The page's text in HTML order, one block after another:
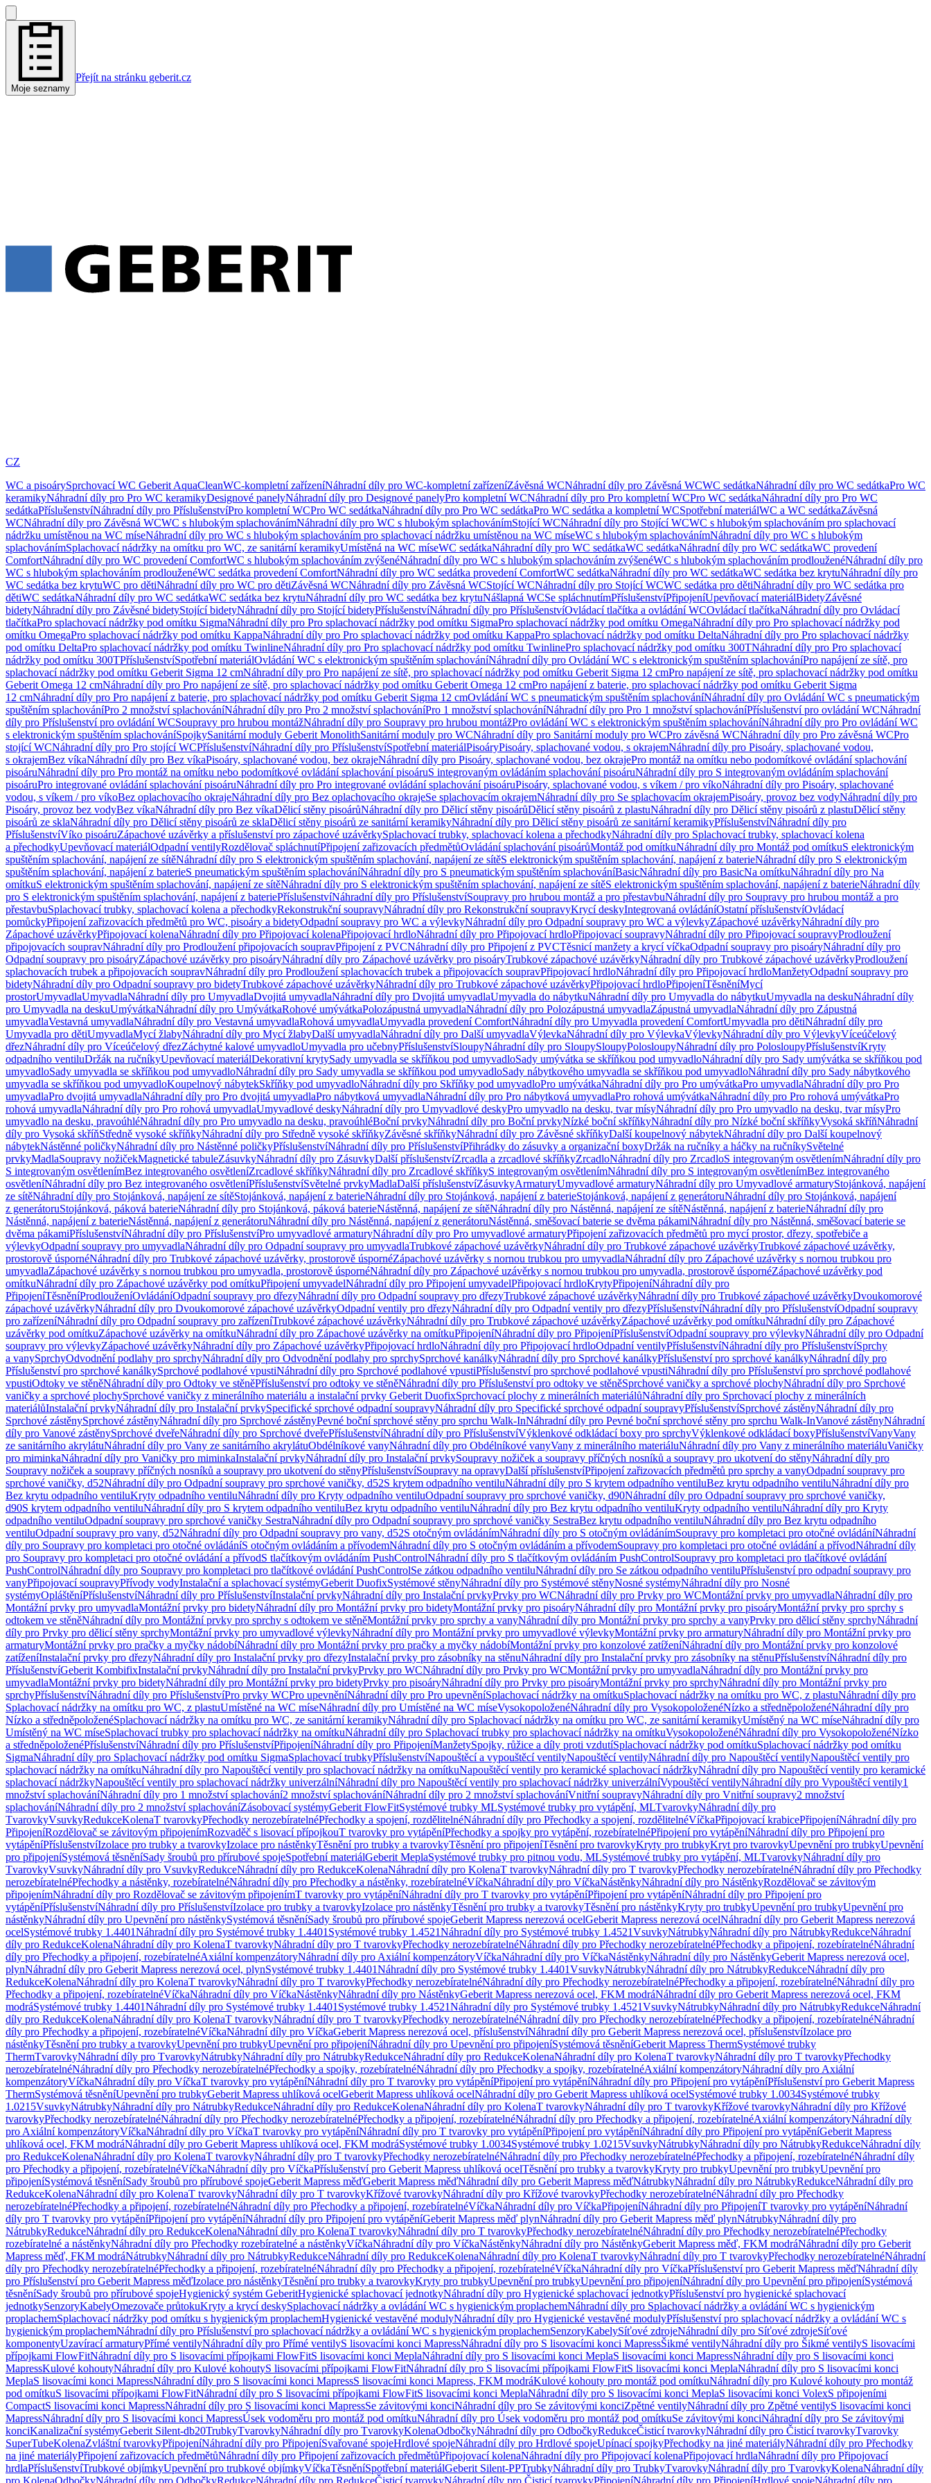
Moje seznamy
Přejít na stránku geberit.cz
CZ
WC a pisoárySprchovací WC Geberit AquaCleanWC-kompletní zařízeníNáhradní díly pro WC-kompletní zařízeníZávěsná WCNáhradní díly pro Závěsná WCWC sedátkaNáhradní díly pro WC sedátkaPro WC
keramikyNáhradní díly pro Pro WC keramikyDesignové panelyNáhradní díly pro Designové panelyPro kompletní WCNáhradní díly pro Pro kompletní WCPro WC sedátkaNáhradní díly pro Pro WC
sedátkaPříslušenstvíNáhradní díly pro PříslušenstvíPro kompletní WCPro WC sedátkaNáhradní díly pro Pro WC sedátkaPro WC sedátka a kompletní WCSpotřební materiálWC a WC sedátkaZávěsná
WCNáhradní díly pro Závěsná WCWC s hlubokým splachovánímNáhradní díly pro WC s hlubokým splachovánímStojící WCNáhradní díly pro Stojící WCWC s hlubokým splachováním pro splachovací
nádržku umístěnou na WC míseNáhradní díly pro WC s hlubokým splachováním pro splachovací nádržku umístěnou na WC míseWC s hlubokým splachovánímNáhradní díly pro WC s hlubokým
splachovánímSplachovací nádržky na omítku pro WC, ze sanitární keramikyUmístěná na WC míseWC sedátkaNáhradní díly pro WC sedátkaWC sedátkaNáhradní díly pro WC sedátkaWC provedení
ComfortNáhradní díly pro WC provedení ComfortWC s hlubokým splachováním zvýšenéNáhradní díly pro WC s hlubokým splachováním zvýšenéWC s hlubokým splachováním prodlouženéNáhradní díly pro
WC s hlubokým splachováním prodlouženéWC sedátka provedení ComfortNáhradní díly pro WC sedátka provedení ComfortWC sedátkaNáhradní díly pro WC sedátkaWC sedátka bez krytuNáhradní díly pro
WC sedátka bez krytuWC pro dětiNáhradní díly pro WC pro dětiZávěsná WCNáhradní díly pro Závěsná WCStojící WCNáhradní díly pro Stojící WCWC sedátka pro dětiNáhradní díly pro WC sedátka pro
dětiWC sedátkaNáhradní díly pro WC sedátkaWC sedátka bez krytuNáhradní díly pro WC sedátka bez krytuNášlapná WCSe spláchnutímPříslušenstvíPřipojeníUpevňovací materiálBidetyZávěsné
bidetyNáhradní díly pro Závěsné bidetyStojící bidetyNáhradní díly pro Stojící bidetyPříslušenstvíNáhradní díly pro PříslušenstvíOvládací tlačítka a ovládání WCOvládací tlačítkaNáhradní díly pro Ovládací
tlačítkaPro splachovací nádržky pod omítku SigmaNáhradní díly pro Pro splachovací nádržky pod omítku SigmaPro splachovací nádržky pod omítku OmegaNáhradní díly pro Pro splachovací nádržky pod
omítku OmegaPro splachovací nádržky pod omítku KappaNáhradní díly pro Pro splachovací nádržky pod omítku KappaPro splachovací nádržky pod omítku DeltaNáhradní díly pro Pro splachovací nádržky
pod omítku DeltaPro splachovací nádržky pod omítku TwinlineNáhradní díly pro Pro splachovací nádržky pod omítku TwinlinePro splachovací nádržky pod omítku 300TNáhradní díly pro Pro splachovací
nádržky pod omítku 300TPříslušenstvíSpotřební materiálOvládání WC s elektronickým spuštěním splachováníNáhradní díly pro Ovládání WC s elektronickým spuštěním splachováníPro napájení ze sítě, pro
splachovací nádržky pod omítku Geberit Sigma 12 cmNáhradní díly pro Pro napájení ze sítě, pro splachovací nádržky pod omítku Geberit Sigma 12 cmPro napájení ze sítě, pro splachovací nádržky pod omítku
Geberit Omega 12 cmNáhradní díly pro Pro napájení ze sítě, pro splachovací nádržky pod omítku Geberit Omega 12 cmPro napájení z baterie, pro splachovací nádržky pod omítku Geberit Sigma
12 cmNáhradní díly pro Pro napájení z baterie, pro splachovací nádržky pod omítku Geberit Sigma 12 cmOvládání WC s pneumatickým spuštěním splachováníNáhradní díly pro Ovládání WC s pneumatickým
spuštěním splachováníPro 2 množství splachováníNáhradní díly pro Pro 2 množství splachováníPro 1 množství splachováníNáhradní díly pro Pro 1 množství splachováníPříslušenství pro ovládání WCNáhradní
díly pro Příslušenství pro ovládání WCSoupravy pro hrubou montážNáhradní díly pro Soupravy pro hrubou montážPro ovládání WC s elektronickým spuštěním splachováníNáhradní díly pro Pro ovládání WC
s elektronickým spuštěním splachováníSpojkySanitární moduly Geberit MonolithSanitární moduly pro WCNáhradní díly pro Sanitární moduly pro WCPro závěsná WCNáhradní díly pro Pro závěsná WCPro
stojící WCNáhradní díly pro Pro stojící WCPříslušenstvíNáhradní díly pro PříslušenstvíSpotřební materiálPisoáryPisoáry, splachované vodou, s okrajemNáhradní díly pro Pisoáry, splachované vodou,
s okrajemBez víkaNáhradní díly pro Bez víkaPisoáry, splachované vodou, bez okrajeNáhradní díly pro Pisoáry, splachované vodou, bez okrajePro montáž na omítku nebo podomítkové ovládání splachování
pisoáruNáhradní díly pro Pro montáž na omítku nebo podomítkové ovládání splachování pisoáruS integrovaným ovládáním splachování pisoáruNáhradní díly pro S integrovaným ovládáním splachování
pisoáruPro integrované ovládání splachování pisoáruNáhradní díly pro Pro integrované ovládání splachování pisoáruPisoáry, splachované vodou, s víkem / pro víkoNáhradní díly pro Pisoáry, splachované
vodou, s víkem / pro víkoBez oplachovacího okrajeNáhradní díly pro Bez oplachovacího okrajeSe splachovacím okrajemNáhradní díly pro Se splachovacím okrajemPisoáry, provoz bez vodyNáhradní díly pro
Pisoáry, provoz bez vodyBez víkaNáhradní díly pro Bez víkaDělicí stěny pisoárůNáhradní díly pro Dělicí stěny pisoárůDělicí stěny pisoárů z plastuNáhradní díly pro Dělicí stěny pisoárů z plastuDělicí stěny
pisoárů ze sklaNáhradní díly pro Dělicí stěny pisoárů ze sklaDělicí stěny pisoárů ze sanitární keramikyNáhradní díly pro Dělicí stěny pisoárů ze sanitární keramikyPříslušenstvíNáhradní díly pro
PříslušenstvíVíko pisoáruZápachové uzávěrky a příslušenství pro zápachové uzávěrkySplachovací trubky, splachovací kolena a přechodkyNáhradní díly pro Splachovací trubky, splachovací kolena
a přechodkyUpevňovací materiálOdpadní ventilyRozdělovač spláchnutíPřipojení zařizovacích předmětůOvládání splachování pisoárůMontáž pod omítkuNáhradní díly pro Montáž pod omítkuS elektronickým
spuštěním splachování, napájení ze sítěNáhradní díly pro S elektronickým spuštěním splachování, napájení ze sítěS elektronickým spuštěním splachování, napájení z baterieNáhradní díly pro S elektronickým
spuštěním splachování, napájení z baterieS pneumatickým spuštěním splachováníNáhradní díly pro S pneumatickým spuštěním splachováníBasicNáhradní díly pro BasicNa omítkuNáhradní díly pro Na
omítkuS elektronickým spuštěním splachování, napájení ze sítěNáhradní díly pro S elektronickým spuštěním splachování, napájení ze sítěS elektronickým spuštěním splachování, napájení z baterieNáhradní díly
pro S elektronickým spuštěním splachování, napájení z bateriePříslušenstvíNáhradní díly pro PříslušenstvíSoupravy pro hrubou montáž a pro přestavbuNáhradní díly pro Soupravy pro hrubou montáž a pro
přestavbuSplachovací trubky, splachovací kolena a přechodkyRekonstrukční soupravyNáhradní díly pro Rekonstrukční soupravyKrycí deskyIntegrovaná ovládáníOstatní příslušenstvíOvládací
pomůckyPřipojení zařizovacích předmětů pro WC, pisoáry a bidetyOdpadní soupravy pro WC a výlevkyNáhradní díly pro Odpadní soupravy pro WC a výlevkyZápachové uzávěrkyNáhradní díly pro
Zápachové uzávěrkyPřipojovací kolenaNáhradní díly pro Připojovací kolenaPřipojovací hrdloNáhradní díly pro Připojovací hrdloPřipojovací soupravyNáhradní díly pro Připojovací soupravyProdloužení
připojovacích soupravNáhradní díly pro Prodloužení připojovacích soupravPřipojení z PVCNáhradní díly pro Připojení z PVCTěsnicí manžety a krycí víčkaOdpadní soupravy pro pisoáryNáhradní díly pro
Odpadní soupravy pro pisoáryZápachové uzávěrky pro pisoáryNáhradní díly pro Zápachové uzávěrky pro pisoáryTrubkové zápachové uzávěrkyNáhradní díly pro Trubkové zápachové uzávěrkyProdloužení
splachovacích trubek a připojovacích soupravNáhradní díly pro Prodloužení splachovacích trubek a připojovacích soupravPřipojovací hrdloNáhradní díly pro Připojovací hrdloManžetyOdpadní soupravy pro
bidetyNáhradní díly pro Odpadní soupravy pro bidetyTrubkové zápachové uzávěrkyNáhradní díly pro Trubkové zápachové uzávěrkyPřipojovací hrdloPřipojeníTěsněníMycí
prostorUmyvadlaUmyvadlaNáhradní díly pro UmyvadlaDvojitá umyvadlaNáhradní díly pro Dvojitá umyvadlaUmyvadla do nábytkuNáhradní díly pro Umyvadla do nábytkuUmyvadla na deskuNáhradní díly
pro Umyvadla na deskuUmývátkaNáhradní díly pro UmývátkaRohové umývátkaPolozápustná umyvadlaNáhradní díly pro Polozápustná umyvadlaZápustná umyvadlaNáhradní díly pro Zápustná
umyvadlaVestavná umyvadlaNáhradní díly pro Vestavná umyvadlaRohová umyvadlaUmyvadla provedení ComfortNáhradní díly pro Umyvadla provedení ComfortUmyvadla pro dětiNáhradní díly pro
Umyvadla pro dětiUmyvadlaMycí žlabyNáhradní díly pro Mycí žlabyDalší umyvadlaNáhradní díly pro Další umyvadlaVýlevkaNáhradní díly pro VýlevkaVýlevkyNáhradní díly pro VýlevkyVíceúčelový
dřezNáhradní díly pro Víceúčelový dřezZáchytné kalové umyvadloUmyvadla pro učebnyPříslušenstvíSloupyNáhradní díly pro SloupySloupyPolosloupyNáhradní díly pro PolosloupyPříslušenstvíKryty
odpadního ventiluDržák na ručníkyUpevňovací materiálDekorativní krytySady umyvadla se skříňkou pod umyvadloSady umývátka se skříňkou pod umyvadloNáhradní díly pro Sady umývátka se skříňkou pod
umyvadloSady umyvadla se skříňkou pod umyvadloNáhradní díly pro Sady umyvadla se skříňkou pod umyvadloSady nábytkového umyvadla se skříňkou pod umyvadloNáhradní díly pro Sady nábytkového
umyvadla se skříňkou pod umyvadloKoupelnový nábytekSkříňky pod umyvadloNáhradní díly pro Skříňky pod umyvadloPro umývátkaNáhradní díly pro Pro umývátkaPro umyvadlaNáhradní díly pro Pro
umyvadlaPro dvojitá umyvadlaNáhradní díly pro Pro dvojitá umyvadlaPro nábytková umyvadlaNáhradní díly pro Pro nábytková umyvadlaPro rohová umývátkaNáhradní díly pro Pro rohová umývátkaPro
rohová umyvadlaNáhradní díly pro Pro rohová umyvadlaUmyvadlové deskyNáhradní díly pro Umyvadlové deskyPro umyvadlo na desku, tvar mísyNáhradní díly pro Pro umyvadlo na desku, tvar mísyPro
umyvadlo na desku, pravoúhléNáhradní díly pro Pro umyvadlo na desku, pravoúhléBoční prvkyNáhradní díly pro Boční prvkyNízké boční skříňkyNáhradní díly pro Nízké boční skříňkyVysoká skříňNáhradní
díly pro Vysoká skříňStředně vysoké skříňkyNáhradní díly pro Středně vysoké skříňkyZávěsné skříňkyNáhradní díly pro Závěsné skříňkyDalší koupelnový nábytekNáhradní díly pro Další koupelnový
nábytekNástěnné poličkyNáhradní díly pro Nástěnné poličkyPříslušenstvíNáhradní díly pro PříslušenstvíPřihrádky do zásuvky a organizační boxyDržák na ručníky a háčky na ručníkySvětelné
prvkyMadlaSoupravy nožičekMagnetické tabuleZásuvkyNáhradní díly pro ZásuvkyDalší příslušenstvíZrcadla a zrcadlové skříňkyZrcadloNáhradní díly pro ZrcadloS integrovaným osvětlenímNáhradní díly pro
S integrovaným osvětlenímBez integrovaného osvětleníZrcadlové skříňkyNáhradní díly pro Zrcadlové skříňkyS integrovaným osvětlenímNáhradní díly pro S integrovaným osvětlenímBez integrovaného
osvětleníNáhradní díly pro Bez integrovaného osvětleníPříslušenstvíSvětelné prvkyMadlaDalší příslušenstvíZásuvkyArmaturyUmyvadlové armaturyNáhradní díly pro Umyvadlové armaturyStojánková, napájení
ze sítěNáhradní díly pro Stojánková, napájení ze sítěStojánková, napájení z baterieNáhradní díly pro Stojánková, napájení z baterieStojánková, napájení z generátoruNáhradní díly pro Stojánková, napájení
z generátoruStojánková, páková baterieNáhradní díly pro Stojánková, páková baterieNástěnná, napájení ze sítěNáhradní díly pro Nástěnná, napájení ze sítěNástěnná, napájení z baterieNáhradní díly pro
Nástěnná, napájení z baterieNástěnná, napájení z generátoruNáhradní díly pro Nástěnná, napájení z generátoruNástěnná, směšovací baterie se dvěma pákamiNáhradní díly pro Nástěnná, směšovací baterie se
dvěma pákamiPříslušenstvíNáhradní díly pro PříslušenstvíPro umyvadlové armaturyNáhradní díly pro Pro umyvadlové armaturyPřipojení zařizovacích předmětů pro mycí prostor, dřezy, spotřebiče a
výlevkyOdpadní soupravy pro umyvadlaNáhradní díly pro Odpadní soupravy pro umyvadlaTrubkové zápachové uzávěrkyNáhradní díly pro Trubkové zápachové uzávěrkyTrubkové zápachové uzávěrky,
prostorově úspornéNáhradní díly pro Trubkové zápachové uzávěrky, prostorově úspornéZápachové uzávěrky s nornou trubkou pro umyvadlaNáhradní díly pro Zápachové uzávěrky s nornou trubkou pro
umyvadlaZápachové uzávěrky s nornou trubkou pro umyvadla, prostorově úspornéNáhradní díly pro Zápachové uzávěrky s nornou trubkou pro umyvadla, prostorově úspornéZápachové uzávěrky pod
omítkuNáhradní díly pro Zápachové uzávěrky pod omítkuPřipojení umyvadelNáhradní díly pro Připojení umyvadelPřipojovací hrdloKrytyPřipojeníNáhradní díly pro
PřipojeníTěsněníProdlouženíOvládáníOdpadní soupravy pro dřezyNáhradní díly pro Odpadní soupravy pro dřezyTrubkové zápachové uzávěrkyNáhradní díly pro Trubkové zápachové uzávěrkyDvoukomorové
zápachové uzávěrkyNáhradní díly pro Dvoukomorové zápachové uzávěrkyOdpadní ventily pro dřezyNáhradní díly pro Odpadní ventily pro dřezyPříslušenstvíNáhradní díly pro PříslušenstvíOdpadní soupravy
pro zařízeníNáhradní díly pro Odpadní soupravy pro zařízeníTrubkové zápachové uzávěrkyNáhradní díly pro Trubkové zápachové uzávěrkyZápachové uzávěrky pod omítkuNáhradní díly pro Zápachové
uzávěrky pod omítkuZápachové uzávěrky na omítkuNáhradní díly pro Zápachové uzávěrky na omítkuPřipojeníNáhradní díly pro PřipojeníPříslušenstvíOdpadní soupravy pro výlevkyNáhradní díly pro Odpadní
soupravy pro výlevkyZápachové uzávěrkyNáhradní díly pro Zápachové uzávěrkyPřipojovací hrdloNáhradní díly pro Připojovací hrdloOdpadní ventilyPříslušenstvíNáhradní díly pro PříslušenstvíSprchy
a vanySprchyOdvodnění podlahy pro sprchyNáhradní díly pro Odvodnění podlahy pro sprchySprchové kanálkyNáhradní díly pro Sprchové kanálkyPříslušenství pro sprchové kanálkyNáhradní díly pro
Příslušenství pro sprchové kanálkySprchové podlahové vpustiNáhradní díly pro Sprchové podlahové vpustiPříslušenství pro sprchové podlahové vpustiNáhradní díly pro Příslušenství pro sprchové podlahové
vpustiOdtoky ve stěněNáhradní díly pro Odtoky ve stěněPříslušenství pro odtoky ve stěněNáhradní díly pro Příslušenství pro odtoky ve stěněSprchové vaničky a sprchové plochyNáhradní díly pro Sprchové
vaničky a sprchové plochySprchové vaničky z minerálního materiálu a instalační prvky Geberit DuofixSprchovací plochy z minerálních materiálůNáhradní díly pro Sprchovací plochy z minerálních
materiálůInstalační prvkyNáhradní díly pro Instalační prvkySpecifické sprchové odpadní soupravyNáhradní díly pro Specifické sprchové odpadní soupravyPříslušenstvíSprchové zástěnyNáhradní díly pro
Sprchové zástěnySprchové zástěnyNáhradní díly pro Sprchové zástěnyPevné boční sprchové stěny pro sprchu Walk-InNáhradní díly pro Pevné boční sprchové stěny pro sprchu Walk-InVanové zástěnyNáhradní
díly pro Vanové zástěnySprchové dveřeNáhradní díly pro Sprchové dveřePříslušenstvíNáhradní díly pro PříslušenstvíVýklenkové odkládací boxy pro sprchyVýklenkové odkládací boxyPříslušenstvíVanyVany
ze sanitárního akrylátuNáhradní díly pro Vany ze sanitárního akrylátuObdélníkové vanyNáhradní díly pro Obdélníkové vanyVany z minerálního materiáluNáhradní díly pro Vany z minerálního materiáluVaničky
pro miminkaNáhradní díly pro Vaničky pro miminkaInstalační prvkyNáhradní díly pro Instalační prvkySoupravy nožiček a soupravy příčných nosníků a soupravy pro ukotvení do stěnyNáhradní díly pro
Soupravy nožiček a soupravy příčných nosníků a soupravy pro ukotvení do stěnyPříslušenstvíSoupravy na opravyDalší příslušenstvíPřipojení zařizovacích předmětů pro sprchy a vanyOdpadní soupravy pro
sprchové vaničky, d52Náhradní díly pro Odpadní soupravy pro sprchové vaničky, d52S krytem odpadního ventiluNáhradní díly pro S krytem odpadního ventiluBez krytu odpadního ventiluNáhradní díly pro
Bez krytu odpadního ventiluKryty odpadního ventiluNáhradní díly pro Kryty odpadního ventiluOdpadní soupravy pro sprchové vaničky, d90Náhradní díly pro Odpadní soupravy pro sprchové vaničky,
d90S krytem odpadního ventiluNáhradní díly pro S krytem odpadního ventiluBez krytu odpadního ventiluNáhradní díly pro Bez krytu odpadního ventiluKryty odpadního ventiluNáhradní díly pro Kryty
odpadního ventiluOdpadní soupravy pro sprchové vaničky SestraNáhradní díly pro Odpadní soupravy pro sprchové vaničky SestraBez krytu odpadního ventiluNáhradní díly pro Bez krytu odpadního
ventiluOdpadní soupravy pro vany, d52Náhradní díly pro Odpadní soupravy pro vany, d52S otočným ovládánímNáhradní díly pro S otočným ovládánímSoupravy pro kompletaci pro otočné ovládáníNáhradní
díly pro Soupravy pro kompletaci pro otočné ovládáníS otočným ovládáním a přívodemNáhradní díly pro S otočným ovládáním a přívodemSoupravy pro kompletaci pro otočné ovládání a přívodNáhradní díly
pro Soupravy pro kompletaci pro otočné ovládání a přívodS tlačítkovým ovládáním PushControlNáhradní díly pro S tlačítkovým ovládáním PushControlSoupravy pro kompletaci pro tlačítkové ovládání
PushControlNáhradní díly pro Soupravy pro kompletaci pro tlačítkové ovládání PushControlSe zátkou odpadního ventiluNáhradní díly pro Se zátkou odpadního ventiluPříslušenství pro odpadní soupravy pro
vanyPřipojovací soupravyPřívody vodyInstalační a splachovací systémyGeberit DuofixSystémové stěnyNáhradní díly pro Systémové stěnyNosné systémyNáhradní díly pro Nosné
systémyOpláštěníPříslušenstvíNáhradní díly pro PříslušenstvíInstalační prvkyNáhradní díly pro Instalační prvkyPrvky pro WCNáhradní díly pro Prvky pro WCMontážní prvky pro umyvadlaNáhradní díly pro
Montážní prvky pro umyvadlaMontážní prvky pro bidetyNáhradní díly pro Montážní prvky pro bidetyMontážní prvky pro pisoáryNáhradní díly pro Montážní prvky pro pisoáryMontážní prvky pro sprchy s
odtokem ve stěněNáhradní díly pro Montážní prvky pro sprchy s odtokem ve stěněMontážní prvky pro sprchy a vanyNáhradní díly pro Montážní prvky pro sprchy a vanyPrvky pro dělicí stěny sprchyNáhradní
díly pro Prvky pro dělicí stěny sprchyMontážní prvky pro umyvadlové výlevkyNáhradní díly pro Montážní prvky pro umyvadlové výlevkyMontážní prvky pro armaturyNáhradní díly pro Montážní prvky pro
armaturyMontážní prvky pro pračky a myčky nádobíNáhradní díly pro Montážní prvky pro pračky a myčky nádobíMontážní prvky pro konzolové zatíženíNáhradní díly pro Montážní prvky pro konzolové
zatíženíInstalační prvky pro dřezyNáhradní díly pro Instalační prvky pro dřezyInstalační prvky pro zásobníky na stěnuNáhradní díly pro Instalační prvky pro zásobníky na stěnuPříslušenstvíNáhradní díly pro
PříslušenstvíGeberit KombifixInstalační prvkyNáhradní díly pro Instalační prvkyPrvky pro WCNáhradní díly pro Prvky pro WCMontážní prvky pro umyvadlaNáhradní díly pro Montážní prvky pro
umyvadlaMontážní prvky pro bidetyNáhradní díly pro Montážní prvky pro bidetyPrvky pro pisoáryNáhradní díly pro Prvky pro pisoáryMontážní prvky pro sprchyNáhradní díly pro Montážní prvky pro
sprchyPříslušenstvíNáhradní díly pro PříslušenstvíPro prvky WCPro upevněníNáhradní díly pro Pro upevněníSplachovací nádržky na omítkuSplachovací nádržky na omítku pro WC, z plastuNáhradní díly pro
Splachovací nádržky na omítku pro WC, z plastuUmístěné na WC míseNáhradní díly pro Umístěné na WC míseVysokopoloženéNáhradní díly pro VysokopoloženéNízko a středněpoloženéNáhradní díly pro
Nízko a středněpoloženéSplachovací nádržky na omítku pro WC, ze sanitární keramikyNáhradní díly pro Splachovací nádržky na omítku pro WC, ze sanitární keramikyUmístěný na WC míseNáhradní díly pro
Umístěný na WC míseSplachovací trubky pro splachovací nádržky na omítkuNáhradní díly pro Splachovací trubky pro splachovací nádržky na omítkuVysokopoloženéNáhradní díly pro VysokopoloženéNízko
a středněpoloženéPříslušenstvíNáhradní díly pro PříslušenstvíPřipojeníNáhradní díly pro PřipojeníManžetySpojky, růžice a díly proti vzdutíSplachovací nádržky pod omítkuSplachovací nádržky pod omítku
SigmaNáhradní díly pro Splachovací nádržky pod omítku SigmaSplachovací trubkyPříslušenstvíNapouštěcí a vypouštěcí ventilyNapouštěcí ventilyNáhradní díly pro Napouštěcí ventilyNapouštěcí ventily pro
splachovací nádržky na omítkuNáhradní díly pro Napouštěcí ventily pro splachovací nádržky na omítkuNapouštěcí ventily pro keramické splachovací nádržkyNáhradní díly pro Napouštěcí ventily pro keramické
splachovací nádržkyNapouštěcí ventily pro splachovací nádržky univerzálníNáhradní díly pro Napouštěcí ventily pro splachovací nádržky univerzálníVypouštěcí ventilyNáhradní díly pro Vypouštěcí ventily1
množství splachováníNáhradní díly pro 1 množství splachování2 množství splachováníNáhradní díly pro 2 množství splachováníVnitřní soupravyNáhradní díly pro Vnitřní soupravy2 množství
splachováníNáhradní díly pro 2 množství splachováníZásobovací systémyGeberit FlowFitSystémové trubky MLSystémové trubky pro vytápění, MLTvarovkyNáhradní díly pro
TvarovkyVsuvkyRedukceKolenaT tvarovkyPřechodky nerozebíratelnéPřechodky a spojení, rozdělitelnéNáhradní díly pro Přechodky a spojení, rozdělitelnéVíčkaPřipojovací krabicePřipojeníNáhradní díly pro
PřipojeníRozdělovač se závitovým připojenímRozvaděč s lisovací přípojkouT tvarovky pro vytápěníPřechodky a spojky pro vytápění, rozebíratelnéPřipojení pro vytápěníNáhradní díly pro Připojení pro
vytápěníPříslušenstvíIzolace pro trubky a tvarovkyIzolace pro nástěnkyTěsnění pro trubky a tvarovkyTěsnění pro připojeníTěsnění pro tvarovkyKryty pro trubkyKryt pro tvarovkyUpevnění pro trubkyUpevnění
pro připojeníSystémová těsněníSady šroubů pro přírubové spojeSpotřební materiálGeberit MeplaSystémové trubky pro pitnou vodu, MLSystémové trubky pro vytápění, MLTvarovkyNáhradní díly pro
TvarovkyVsuvkyNáhradní díly pro VsuvkyRedukceNáhradní díly pro RedukceKolenaNáhradní díly pro KolenaT tvarovkyNáhradní díly pro T tvarovkyPřechodky nerozebíratelnéNáhradní díly pro Přechodky
nerozebíratelnéPřechodky a nástěnky, rozebíratelnéNáhradní díly pro Přechodky a nástěnky, rozebíratelnéVíčkaNáhradní díly pro VíčkaNástěnkyNáhradní díly pro NástěnkyRozdělovač se závitovým
připojenímNáhradní díly pro Rozdělovač se závitovým připojenímT tvarovky pro vytápěníNáhradní díly pro T tvarovky pro vytápěníPřipojení pro vytápěníNáhradní díly pro Připojení pro
vytápěníPříslušenstvíNáhradní díly pro PříslušenstvíIzolace pro trubky a tvarovkyIzolace pro nástěnkyTěsnění pro trubky a tvarovkyTěsnění pro nástěnkyKryty pro trubkyUpevnění pro trubkyUpevnění pro
nástěnkyNáhradní díly pro Upevnění pro nástěnkySystémová těsněníSady šroubů pro přírubové spojeGeberit Mapress nerezová ocelGeberit Mapress nerezová ocelNáhradní díly pro Geberit Mapress nerezová
ocelSystémové trubky 1.4401Náhradní díly pro Systémové trubky 1.4401 Systémové trubky 1.4521Náhradní díly pro Systémové trubky 1.4521VsuvkyNátrubkyNáhradní díly pro NátrubkyRedukceNáhradní
díly pro RedukceKolenaNáhradní díly pro KolenaT tvarovkyNáhradní díly pro T tvarovkyPřechodky nerozebíratelnéNáhradní díly pro Přechodky nerozebíratelnéPřechodky a připojení, rozebíratelnéNáhradní
díly pro Přechodky a připojení, rozebíratelnéAxiální kompenzátoryNáhradní díly pro Axiální kompenzátoryVíčkaNáhradní díly pro VíčkaNástěnkyNáhradní díly pro NástěnkyGeberit Mapress nerezová ocel,
plynNáhradní díly pro Geberit Mapress nerezová ocel, plynSystémové trubky 1.4401Náhradní díly pro Systémové trubky 1.4401VsuvkyNátrubkyNáhradní díly pro NátrubkyRedukceNáhradní díly pro
RedukceKolenaNáhradní díly pro KolenaT tvarovkyNáhradní díly pro T tvarovkyPřechodky nerozebíratelnéNáhradní díly pro Přechodky nerozebíratelnéPřechodky a připojení, rozebíratelnéNáhradní díly pro
Přechodky a připojení, rozebíratelnéVíčkaNáhradní díly pro VíčkaNástěnkyNáhradní díly pro NástěnkyGeberit Mapress nerezová ocel, FKM modráNáhradní díly pro Geberit Mapress nerezová ocel, FKM
modráSystémové trubky 1.4401Náhradní díly pro Systémové trubky 1.4401 Systémové trubky 1.4521Náhradní díly pro Systémové trubky 1.4521VsuvkyNátrubkyNáhradní díly pro NátrubkyRedukceNáhradní
díly pro RedukceKolenaNáhradní díly pro KolenaT tvarovkyNáhradní díly pro T tvarovkyPřechodky nerozebíratelnéNáhradní díly pro Přechodky nerozebíratelnéPřechodky a připojení, rozebíratelnéNáhradní
díly pro Přechodky a připojení, rozebíratelnéVíčkaNáhradní díly pro VíčkaGeberit Mapress nerezová ocel, příslušenstvíNáhradní díly pro Geberit Mapress nerezová ocel, příslušenstvíIzolace pro
nástěnkyTěsnění pro trubky a tvarovkyUpevnění pro trubkyUpevnění pro připojeníNáhradní díly pro Upevnění pro připojeníSystémová těsněníGeberit Mapress ThermSystémové trubky
ThermTvarovkyNáhradní díly pro TvarovkyNátrubkyNáhradní díly pro NátrubkyRedukceNáhradní díly pro RedukceKolenaNáhradní díly pro KolenaT tvarovkyNáhradní díly pro T tvarovkyPřechodky
nerozebíratelnéNáhradní díly pro Přechodky nerozebíratelnéPřechodky a spojky, rozebíratelnéNáhradní díly pro Přechodky a spojky, rozebíratelnéAxiální kompenzátoryNáhradní díly pro Axiální
kompenzátoryVíčkaNáhradní díly pro VíčkaT tvarovky pro vytápěníNáhradní díly pro T tvarovky pro vytápěníPřipojení pro vytápěníNáhradní díly pro Připojení pro vytápěníPříslušenství pro Geberit Mapress
ThermSystémová těsněníUpevnění pro trubkyGeberit Mapress uhlíková ocelGeberit Mapress uhlíková ocelNáhradní díly pro Geberit Mapress uhlíková ocelSystémové trubky 1.0034Systémové trubky
1.0215VsuvkyNátrubkyNáhradní díly pro NátrubkyRedukceNáhradní díly pro RedukceKolenaNáhradní díly pro KolenaT tvarovkyNáhradní díly pro T tvarovkyKřížové tvarovkyNáhradní díly pro Křížové
tvarovkyPřechodky nerozebíratelnéNáhradní díly pro Přechodky nerozebíratelnéPřechodky a připojení, rozebíratelnéNáhradní díly pro Přechodky a připojení, rozebíratelnéAxiální kompenzátoryNáhradní díly
pro Axiální kompenzátoryVíčkaNáhradní díly pro VíčkaT tvarovky pro vytápěníNáhradní díly pro T tvarovky pro vytápěníPřipojení pro vytápěníNáhradní díly pro Připojení pro vytápěníGeberit Mapress
uhlíková ocel, FKM modráNáhradní díly pro Geberit Mapress uhlíková ocel, FKM modráSystémové trubky 1.0034Systémové trubky 1.0215VsuvkyNátrubkyNáhradní díly pro NátrubkyRedukceNáhradní díly
pro RedukceKolenaNáhradní díly pro KolenaT tvarovkyNáhradní díly pro T tvarovkyPřechodky nerozebíratelnéNáhradní díly pro Přechodky nerozebíratelnéPřechodky a připojení, rozebíratelnéNáhradní díly
pro Přechodky a připojení, rozebíratelnéVíčkaNáhradní díly pro VíčkaPříslušenství pro Geberit Mapress uhlíková ocelTěsnění pro trubky a tvarovkyKryty pro trubkyUpevnění pro trubkyUpevnění pro
připojeníSystémová těsněníSady šroubů pro přírubové spojeGeberit Mapress měďGeberit Mapress měďNáhradní díly pro Geberit Mapress měďNátrubkyNáhradní díly pro NátrubkyRedukceNáhradní díly pro
RedukceKolenaNáhradní díly pro KolenaT tvarovkyNáhradní díly pro T tvarovkyKřížové tvarovkyNáhradní díly pro Křížové tvarovkyPřechodky nerozebíratelnéNáhradní díly pro Přechodky
nerozebíratelnéPřechodky a připojení, rozebíratelnéNáhradní díly pro Přechodky a připojení, rozebíratelnéVíčkaNáhradní díly pro VíčkaPřipojeníNáhradní díly pro PřipojeníT tvarovky pro vytápěníNáhradní
díly pro T tvarovky pro vytápěníPřipojení pro vytápěníNáhradní díly pro Připojení pro vytápěníGeberit Mapress měď plynNáhradní díly pro Geberit Mapress měď plynNátrubkyNáhradní díly pro
NátrubkyRedukceNáhradní díly pro RedukceKolenaNáhradní díly pro KolenaT tvarovkyNáhradní díly pro T tvarovkyPřechodky nerozebíratelnéNáhradní díly pro Přechodky nerozebíratelnéPřechodky
rozebíratelné a nástěnkyNáhradní díly pro Přechodky rozebíratelné a nástěnkyVíčkaNáhradní díly pro VíčkaNástěnkyNáhradní díly pro NástěnkyGeberit Mapress měď, FKM modráNáhradní díly pro Geberit
Mapress měď, FKM modráNátrubkyNáhradní díly pro NátrubkyRedukceNáhradní díly pro RedukceKolenaNáhradní díly pro KolenaT tvarovkyNáhradní díly pro T tvarovkyPřechodky nerozebíratelnéNáhradní
díly pro Přechodky nerozebíratelnéPřechodky a připojení, rozebíratelnéNáhradní díly pro Přechodky a připojení, rozebíratelnéVíčkaNáhradní díly pro VíčkaPříslušenství pro Geberit Mapress měďNáhradní díly
pro Příslušenství pro Geberit Mapress měďIzolace pro nástěnkyTěsnění pro trubky a tvarovkyKryty pro trubkyUpevnění pro trubkyUpevnění pro připojeníNáhradní díly pro Upevnění pro připojeníSystémová
těsněníSady šroubů pro přírubové spojeHygienický systém GeberitHygienické splachovací jednotkyNáhradní díly pro Hygienické splachovací jednotkyPříslušenství pro hygienické splachovací
jednotkySenzoryKabelyOmezovače průtokuKryty a krycí deskySplachovací nádržky a ovládání WC s hygienickým proplachemNáhradní díly pro Splachovací nádržky a ovládání WC s hygienickým
proplachemSplachovací nádržky pod omítku s hygienickým proplachemHygienické vestavěné modulyNáhradní díly pro Hygienické vestavěné modulyPříslušenství pro splachovací nádržky a ovládání WC s
hygienickým proplachemNáhradní díly pro Příslušenství pro splachovací nádržky a ovládání WC s hygienickým proplachemSenzoryKabelySíťové zdrojeNáhradní díly pro Síťové zdrojeSíťové
komponentyUzavírací armaturyPřímé ventilyNáhradní díly pro Přímé ventilyS lisovacími konci MapressNáhradní díly pro S lisovacími konci MapressŠikmé ventilyNáhradní díly pro Šikmé ventilyS lisovacími
přípojkami FlowFitNáhradní díly pro S lisovacími přípojkami FlowFitS lisovacími konci MeplaNáhradní díly pro S lisovacími konci MeplaS lisovacími konci MapressNáhradní díly pro S lisovacími konci
MapressKulové kohoutyNáhradní díly pro Kulové kohoutyS lisovacími přípojkami FlowFitNáhradní díly pro S lisovacími přípojkami FlowFitS lisovacími konci MeplaNáhradní díly pro S lisovacími konci
MeplaS lisovacími konci MapressNáhradní díly pro S lisovacími konci MapressS lisovacími konci Mapress, FKM modráKulové kohouty pro montáž pod omítkuNáhradní díly pro Kulové kohouty pro montáž
pod omítkuS lisovacími přípojkami FlowFitNáhradní díly pro S lisovacími přípojkami FlowFitS lisovacími konci MeplaNáhradní díly pro S lisovacími konci MeplaS lisovacími konci VolexS připojeními
CompactS lisovacími konci MapressNáhradní díly pro S lisovacími konci MapressSe závitovými konciNáhradní díly pro Se závitovými konciZpětné ventilyNáhradní díly pro Zpětné ventilyS lisovacími konci
MapressNáhradní díly pro S lisovacími konci MapressÚsek vodoměru pro montáž pod omítkuNáhradní díly pro Úsek vodoměru pro montáž pod omítkuSe závitovými konciNáhradní díly pro Se závitovými
konciKanalizační systémyGeberit Silent-db20TrubkyTvarovkyNáhradní díly pro TvarovkyKolenaOdbočkyNáhradní díly pro OdbočkyRedukceČisticí tvarovkyNáhradní díly pro Čisticí tvarovkyTvarovky
SuperTubeKolenaZvláštní tvarovkyPřipojeníNáhradní díly pro PřipojeníSvařované spojeHrdlové spojeNáhradní díly pro Hrdlové spojeUpínací spojkyPřechodky na jiné materiályNáhradní díly pro Přechodky
na jiné materiályPřipojení zařizovacích předmětůNáhradní díly pro Připojení zařizovacích předmětůPřipojovací kolenaNáhradní díly pro Připojovací kolenaPřipojovací hrdlaNáhradní díly pro Připojovací
hrdlaPříslušenstvíTrubkové objímkyUpevnění pro trubkové objímkyVíčkaTěsněníSpotřební materiálGeberit Silent-PPTrubkyNáhradní díly pro TrubkyTvarovkyNáhradní díly pro TvarovkyKolenaNáhradní díly
pro KolenaOdbočkyNáhradní díly pro OdbočkyRedukceNáhradní díly pro RedukceČisticí tvarovkyNáhradní díly pro Čisticí tvarovkyPřipojeníNáhradní díly pro PřipojeníHrdlové spojeNáhradní díly pro